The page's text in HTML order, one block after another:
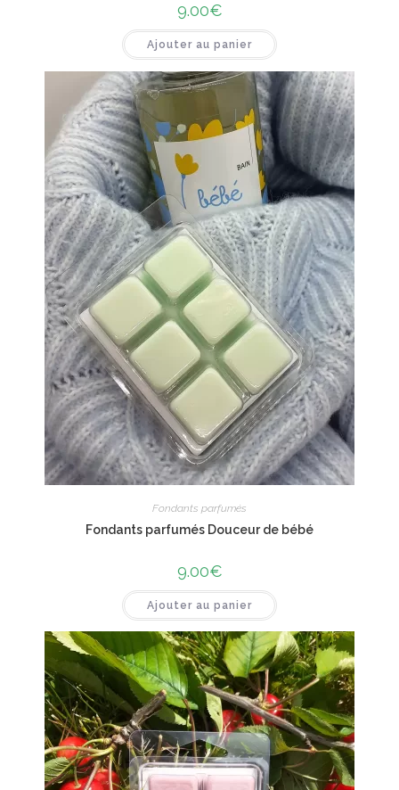
9.00€
Ajouter au panier
Fondants parfumés
Fondants parfumés Douceur de bébé
9.00€
Ajouter au panier